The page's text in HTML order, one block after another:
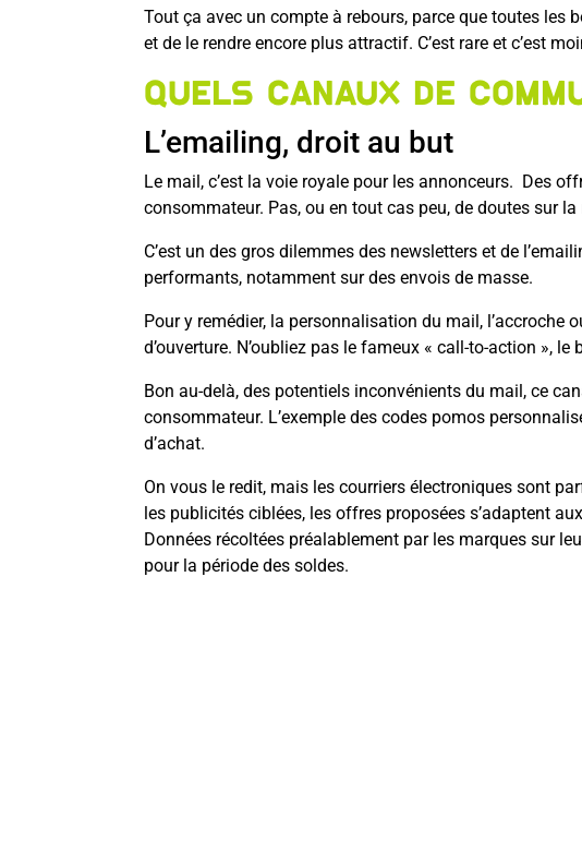
Tout ça avec un compte à rebours, parce que toutes les
et de le rendre encore plus attractif. C’est rare et c’est
Quels canaux de
L’emailing, droit au but
Le mail, c’est la voie royale pour les annonceurs. Des
consommateur. Pas, ou en tout cas peu, de doutes sur
C’est un des gros dilemmes des newsletters et de
performants, notamment sur des envois de masse.
Pour y remédier, la personnalisation du mail, l’accroche
d’ouverture. N’oubliez pas le fameux « call-to-action »,
Bon au-delà, des potentiels inconvénients du mail, ce
consommateur. L’exemple des codes pomos
d’achat.
On vous le redit, mais les courriers électroniques sont
les publicités ciblées, les offres proposées s’adaptent
Données récoltées préalablement par les marques sur
pour la période des soldes.